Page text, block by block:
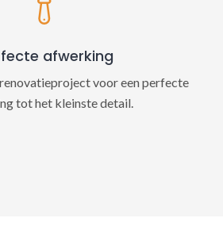
afwerking
voor een perfecte
tot het kleinste detail.